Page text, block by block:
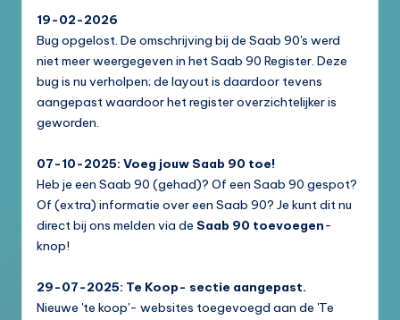
19-02-2026
Bug opgelost. De omschrijving bij de Saab 90's werd
niet meer weergegeven in het Saab 90 Register. Deze
bug is nu verholpen; de layout is daardoor tevens
aangepast waardoor het register overzichtelijker is
geworden.
07-10-2025: Voeg jouw Saab 90 toe!
Heb je een Saab 90 (gehad)? Of een Saab 90 gespot?
Of (extra) informatie over een Saab 90? Je kunt dit nu
direct bij ons melden via de Saab 90 toevoegen-
knop!
29-07-2025: Te Koop- sectie aangepast.
Nieuwe 'te koop'- websites toegevoegd aan de 'Te